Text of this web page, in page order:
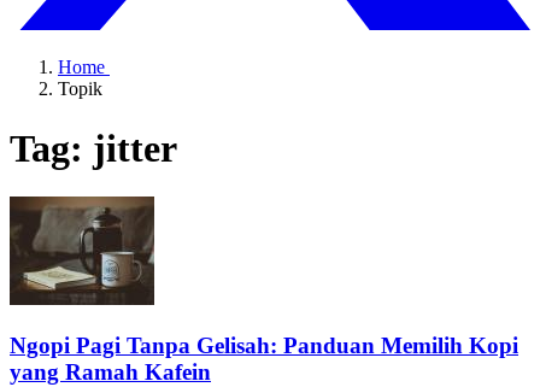
Home
Topik
Tag: jitter
Ngopi Pagi Tanpa Gelisah: Panduan Memilih Kopi
yang Ramah Kafein